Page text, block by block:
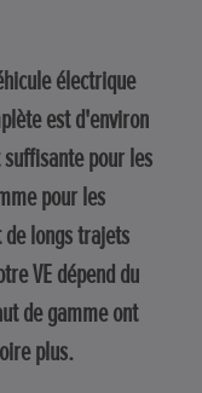
électrique
est d'environ
pour les
pour les
longs trajets
VE dépend du
de gamme ont
plus.